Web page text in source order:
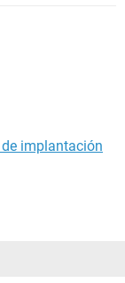
implantación